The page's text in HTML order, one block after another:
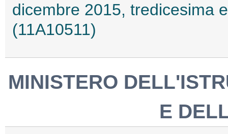
dicembre 2015, tredicesima
(11A10511)
MINISTERO
E